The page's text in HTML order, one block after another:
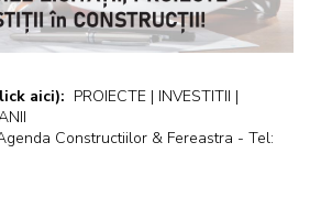
aici): PROIECTE | INVESTITII |
Constructiilor & Fereastra - Tel: